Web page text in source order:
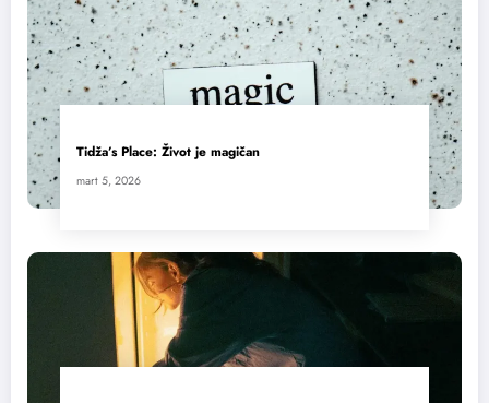
Tidža’s Place: Život je magičan
mart 5, 2026